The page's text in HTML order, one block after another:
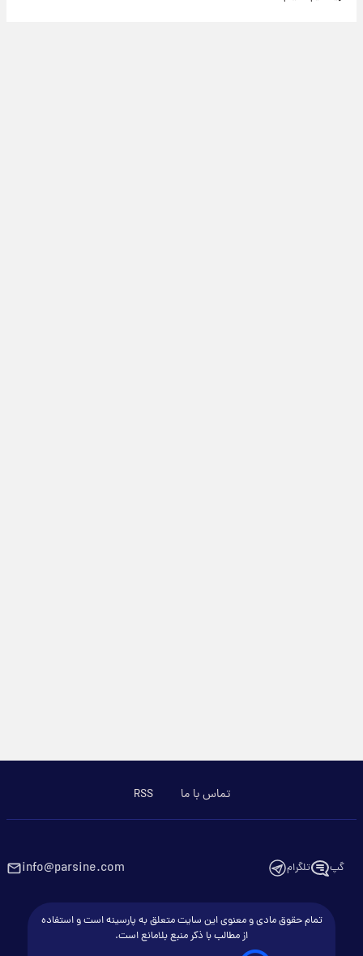
تماس با ما RSS
گپ تلگرام info@parsine.com
تمام حقوق مادی و معنوی این سایت متعلق به پارسینه است و استفاده
از مطالب با ذکر منبع بلامانع است.